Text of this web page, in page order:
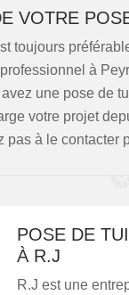
VOTRE
toujours
à
une pose de
votre projet
pas à le
POSE DE
À R.J
R.J est une